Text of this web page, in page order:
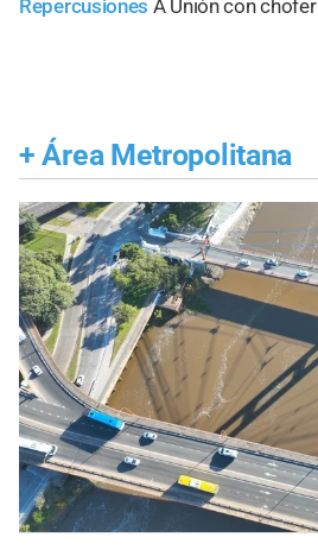
Repercusiones A Unión con chofer
+ Área Metropolitana